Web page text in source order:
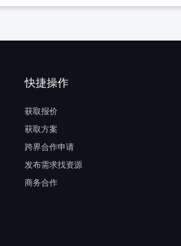
快捷操作
获取报价
获取方案
跨界合作申请
发布需求找资源
商务合作